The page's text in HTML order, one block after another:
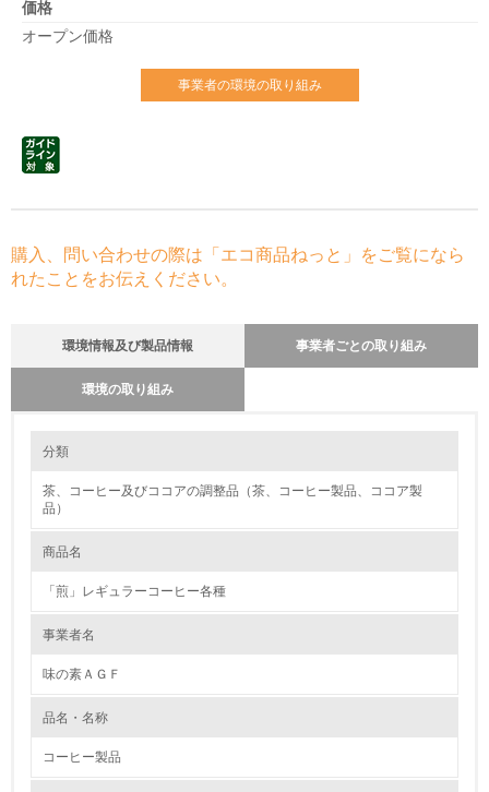
価格
オープン価格
事業者の環境の取り組み
購入、問い合わせの際は「エコ商品ねっと」をご覧になら
れたことをお伝えください。
環境情報及び製品情報 事業者ごとの取り組み
環境の取り組み
※方針を持っている場合は「はい」、方針を持っていない場合
はい
取引事業者からの情報把握に努め、情報の開示を要請している
※要請している場合は「はい」、要請していない場合は「いい
はい
品質管理の基準をクリアしている原材料メーカーと、取引を結びます。定
1.環境取り組み体制
環境方針を持っている
環境対応の責任体制を定めている
分類
茶、コーヒー及びココアの調整品（茶、コーヒー製品、ココア製
品）
商品名
「煎」レギュラーコーヒー各種
事業者名
味の素ＡＧＦ
品名・名称
コーヒー製品